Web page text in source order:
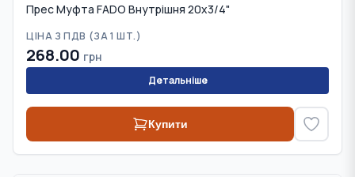
Прес Муфта FADO Внутрішня 20х3/4"
ЦІНА З ПДВ (ЗА 1 ШТ.)
268.00 грн
Детальніше
Купити